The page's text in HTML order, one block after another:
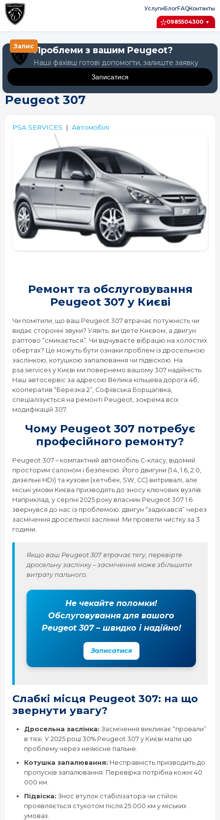
УслугиБлогFAQКонтакты
0985504300 ▼
Проблеми з вашим Peugeot?
Наші фахівці готові допомогти, залиште заявку
Записатися
Запис
Крок 3: Дата
Peugeot 1007
Peugeot 107
Peugeot 108
Peugeot 2008
Peugeot 207
Peugeot 208
Peugeot 3008
Peugeot 307
Peugeot 4007
Peugeot 4008
Peugeot 407
Peugeot 408
Peugeot 508
Peugeot 607
Peugeot 807
Peugeot BOXER
Peugeot PARTNER
Peugeot RCZ
Peugeot RIFTER
Peugeot 307
PSA.SERVICES | Автомобілі
Ремонт та обслуговування
Peugeot 307 у Києві
Чи помітили, що ваш Peugeot 307 втрачає потужність чи
видає сторонні звуки? Уявіть: ви їдете Києвом, а двигун
раптово “смикається”. Чи відчуваєте вібрацію на холостих
обертах? Це можуть бути ознаки проблем із дросельною
заслінкою, котушкою запалювання чи підвіскою. На
psa.services у Києві ми повернемо вашому 307 надійність.
Наш автосервіс за адресою Велика кільцева дорога 4б,
кооператив “Березка 2”, Софіївська Борщагівка,
спеціалізується на ремонті Peugeot, зокрема всіх
модифікацій 307.
Чому Peugeot 307 потребує
професійного ремонту?
Peugeot 307 – компактний автомобіль С-класу, відомий
просторим салоном і безпекою. Його двигуни (1.4, 1.6, 2.0,
дизельні HDi) та кузови (хетчбек, SW, CC) витривалі, але
міські умови Києва призводять до зносу ключових вузлів.
Наприклад, у серпні 2025 року власник Peugeot 307 1.6
звернувся до нас із проблемою: двигун “задихався” через
засмічення дросельної заслінки. Ми провели чистку за 3
години.
Якщо ваш Peugeot 307 втрачає тягу, перевірте
дросельну заслінку – засмічення може збільшити
витрату пального.
Не чекайте поломки!
Обслуговування для вашого
Peugeot 307 – швидко і надійно!
Записатися
Слабкі місця Peugeot 307: на що
звернути увагу?
Дросельна заслінка: Засмічення викликає “провали”
в тязі. У 2025 році 30% Peugeot 307 у Києві мали цю
проблему через неякісне пальне.
Котушка запалювання: Несправність призводить до
пропусків запалювання. Перевірка потрібна кожні 40
000 км.
Підвіска: Знос втулок стабілізатора чи стійок
проявляється стукотом після 25 000 км у міських
умовах.